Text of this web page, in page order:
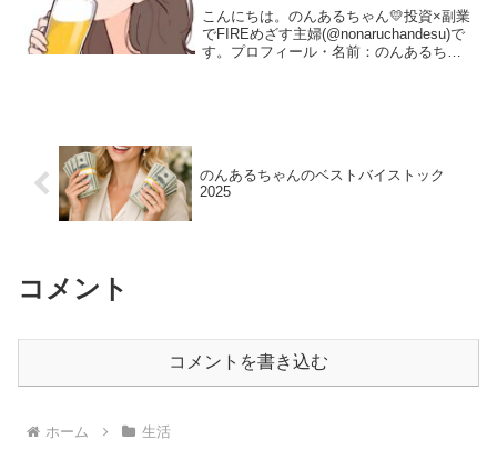
こんにちは。のんあるちゃん💛投資×副業
でFIREめざす主婦(@nonaruchandesu)で
す。プロフィール・名前：のんあるちゃ
のんあるちゃんのベストバイストック
2025
コメント
コメントを書き込む
ホーム 生活